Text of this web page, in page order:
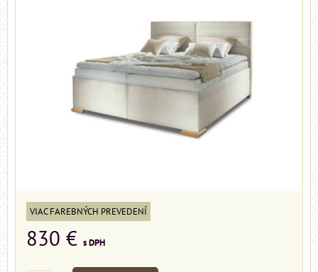
VIAC FAREBNÝCH PREVEDENÍ
830 € s DPH